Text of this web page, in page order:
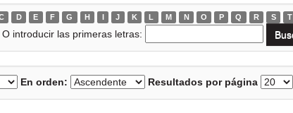
D E F G H I J K L M N O P Q R S T
O introducir las primeras letras:
En orden: Resultados por página